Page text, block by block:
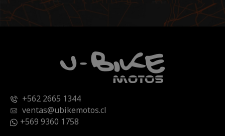
+562 2665 1344
ventas@ubikemotos.cl
+569 9360 1758